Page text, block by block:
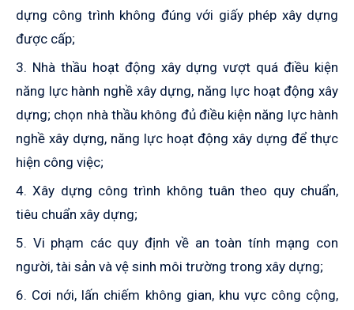
dựng công trình không đúng với giấy phép xây dựng
được cấp;
3. Nhà thầu hoạt động xây dựng vượt quá điều kiện
năng lực hành nghề xây dựng, năng lực hoạt động xây
dựng; chọn nhà thầu không đủ điều kiện năng lực hành
nghề xây dựng, năng lực hoạt động xây dựng để thực
hiện công việc;
4. Xây dựng công trình không tuân theo quy chuẩn,
tiêu chuẩn xây dựng;
5. Vi phạm các quy định về an toàn tính mạng con
người, tài sản và vệ sinh môi trường trong xây dựng;
6. Cơi nới, lấn chiếm không gian, khu vực công cộng,